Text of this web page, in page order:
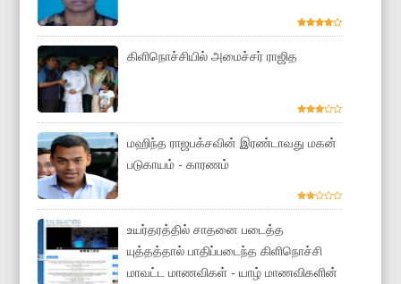
கிளிநொச்சியில் அமைச்சர் ராஜித
மஹிந்த ராஜபக்சவின் இரண்டாவது மகன்
படுகாயம் - காரணம்
உயர்தரத்தில் சாதனை படைத்த
யுத்தத்தால் பாதிப்படைந்த கிளிநொச்சி
மாவட்ட மாணவிகள் - யாழ் மாணவிகளின்